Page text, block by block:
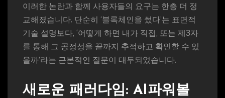
이러한 논란과 함께 사용자들의 요구는 한층 더 정
교해졌습니다. 단순히 ‘블록체인을 썼다’는 표면적
기술 설명보다, ‘어떻게 하면 내가 직접, 또는 제3자
를 통해 그 공정성을 끝까지 추적하고 확인할 수 있
을까’라는 근본적인 질문이 대두되었습니다.
새로운 패러다임: AI파워볼